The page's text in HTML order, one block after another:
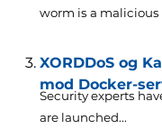
worm is a malicious
XORDDoS og
mod Docker-
Security experts
are launched...